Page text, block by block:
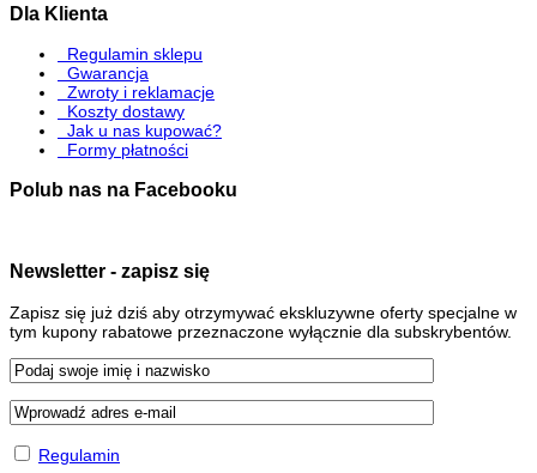
Dla Klienta
Regulamin sklepu
Gwarancja
Zwroty i reklamacje
Koszty dostawy
Jak u nas kupować?
Formy płatności
Polub nas na Facebooku
Newsletter - zapisz się
Zapisz się już dziś aby otrzymywać ekskluzywne oferty specjalne w
tym kupony rabatowe przeznaczone wyłącznie dla subskrybentów.
Regulamin